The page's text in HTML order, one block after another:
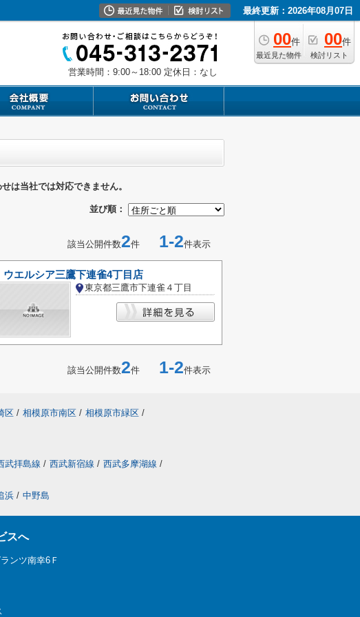
最終更新：2026年08月07日
00件
最近見た物件
00件
検討リスト
営業時間：9:00～18:00 定休日：なし
は当社では対応できません。
並び順：
該当公開件数2件 1-2件表示
ウエルシア三鷹下連雀4丁目店
東京都三鷹市下連雀４丁目
該当公開件数2件 1-2件表示
区 / 相模原市南区 / 相模原市緑区 /
武拝島線 / 西武新宿線 / 西武多摩湖線 /
浜 / 中野島
スへ
ンツ南幸6Ｆ